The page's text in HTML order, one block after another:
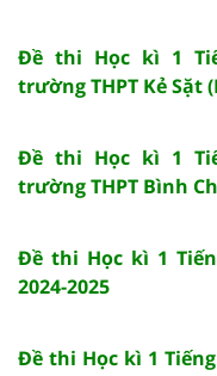
Đề thi Học kì 1
trường THPT Kẻ Sặt
Đề thi Học kì 1
trường THPT Bình
Đề thi Học kì 1
2024-2025
Đề thi Học kì 1